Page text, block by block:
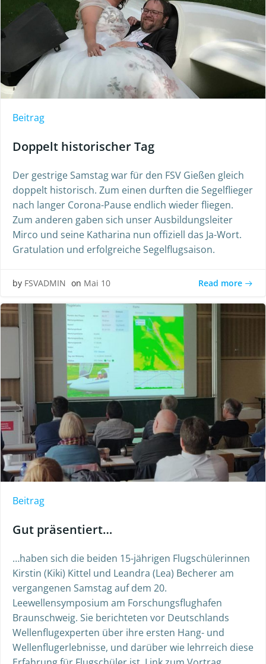
Beitrag
Doppelt historischer Tag
Der gestrige Samstag war für den FSV Gießen gleich
doppelt historisch. Zum einen durften die Segelflieger
nach langer Corona-Pause endlich wieder fliegen.
Zum anderen gaben sich unser Ausbildungsleiter
Mirco und seine Katharina nun offiziell das Ja-Wort.
Gratulation und erfolgreiche Segelflugsaison.
by FSVADMIN on Mai 10 Read more
Beitrag
Gut präsentiert…
…haben sich die beiden 15-jährigen Flugschülerinnen
Kirstin (Kiki) Kittel und Leandra (Lea) Becherer am
vergangenen Samstag auf dem 20.
Leewellensymposium am Forschungsflughafen
Braunschweig. Sie berichteten vor Deutschlands
Wellenflugexperten über ihre ersten Hang- und
Wellenflugerlebnisse, und darüber wie lehrreich diese